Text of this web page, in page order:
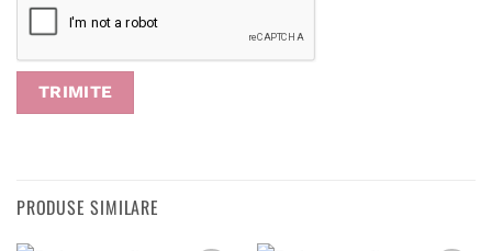
PRODUSE SIMILARE